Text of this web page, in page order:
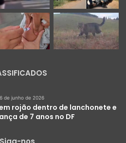
de junho de 2026
rojão dentro de lanchonete e
de 7 anos no DF